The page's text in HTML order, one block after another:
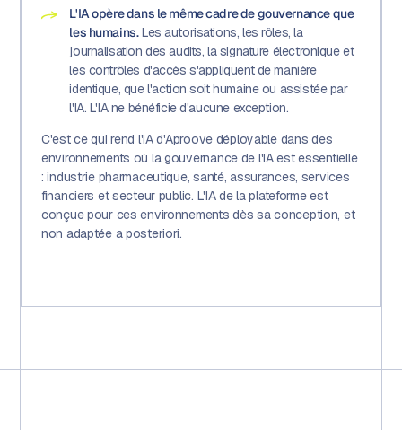
L'IA opère dans le même cadre de gouvernance que
les humains.Les autorisations, les rôles, la
journalisation des audits, la signature électronique et
les contrôles d'accès s'appliquent de manière
identique, que l'action soit humaine ou assistée par
l'IA. L'IA ne bénéficie d'aucune exception.
C'est ce qui rend l'IA d'Aproove déployable dans des
environnements où la gouvernance de l'IA est essentielle
: industrie pharmaceutique, santé, assurances, services
financiers et secteur public. L'IA de la plateforme est
conçue pour ces environnements dès sa conception, et
non adaptée a posteriori.